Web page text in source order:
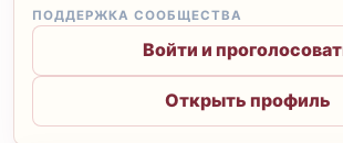
ПОДДЕРЖКА СООБЩЕСТВА
Войти и
Открыть профиль